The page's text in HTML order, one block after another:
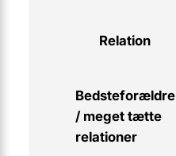
Relation
Bedsteforældre
/ meget tætte
relationer